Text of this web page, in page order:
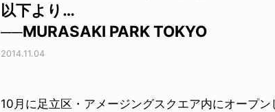
以下より…
──MURASAKI PARK TOKYO
2014.11.04
10月に足立区・アメージングスクエア内にオープ